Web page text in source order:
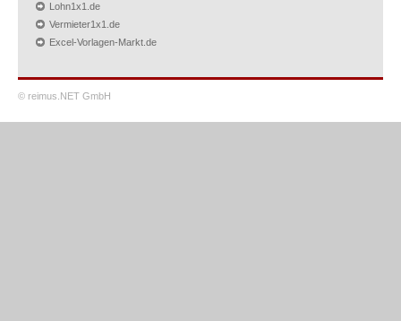
Lohn1x1.de
Vermieter1x1.de
Excel-Vorlagen-Markt.de
© reimus.NET GmbH